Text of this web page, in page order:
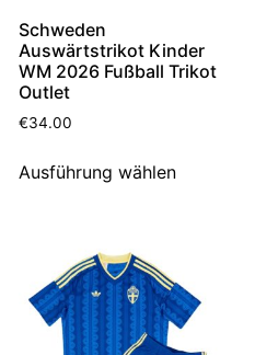
Schweden
Auswärtstrikot Kinder
WM 2026 Fußball Trikot
Outlet
€34.00
Ausführung wählen